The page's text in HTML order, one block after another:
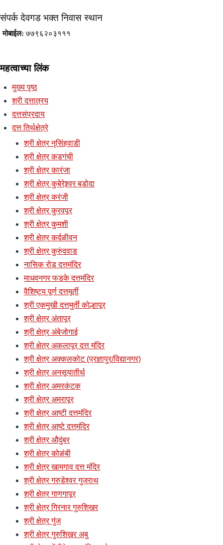
संपर्क देवगड भक्त निवास स्थान
मोबाईल: ७७९६२०३१११
महत्वाच्या लिंक
मुख्य पृष्ठ
श्री दत्तात्रय
दत्तसंप्रदाय
दत्त तिर्थक्षेत्रे
श्री क्षेत्र नृसिंहवाडी
श्री क्षेत्र कडगंची
श्री क्षेत्र कारंजा
श्री क्षेत्र कुबेरेश्र्वर बडोदा
श्री क्षेत्र करंजी
श्री क्षेत्र कुरवपूर
श्री क्षेत्र कुमशी
श्री क्षेत्र कर्दळीवन
श्री क्षेत्र कुरुंदवाड
नासिक रोड दत्तमंदिर
माधवनगर फडके दत्तमंदिर
वैशिष्ट्य पूर्ण दत्तमूर्ती
श्री एकमुखी दत्तमुर्ती कोल्हापूर
श्री क्षेत्र अंतापूर
श्री क्षेत्र अंबेजोगाई
श्री क्षेत्र अकलापूर दत्त मंदिर
श्री क्षेत्र अक्कलकोट (प्रज्ञापुर/विद्यानगर)
श्री क्षेत्र अनसूयातीर्थ
श्री क्षेत्र अमरकंटक
श्री क्षेत्र अमरापूर
श्री क्षेत्र आष्टी दत्तमंदिर
श्री क्षेत्र आष्टे दत्तमंदिर
श्री क्षेत्र औदुंबर
श्री क्षेत्र कोळंबी
श्री क्षेत्र खामगाव दत्त मंदिर
श्री क्षेत्र गरुडेश्वर गुजराथ
श्री क्षेत्र गाणगापूर
श्री क्षेत्र गिरनार गुरुशिखर
श्री क्षेत्र गुंज
श्री क्षेत्र गुरुशिखर अबु